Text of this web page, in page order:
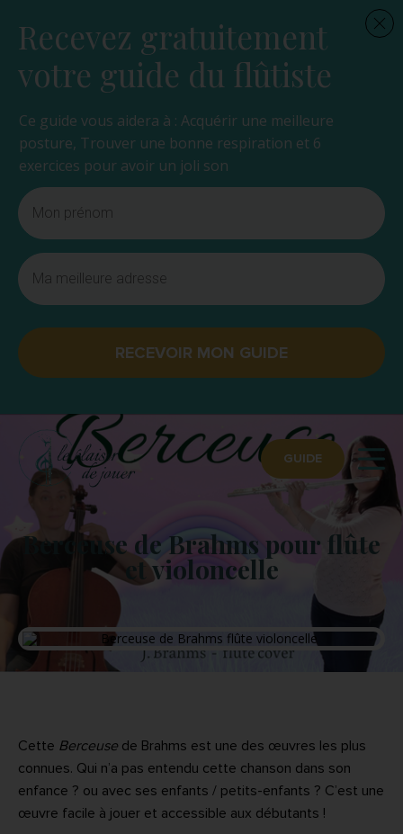
GUIDE
Berceuse de Brahms pour flûte
et violoncelle
Cette Berceuse de Brahms est une des œuvres les plus
connues. Qui n’a pas entendu cette chanson dans son
enfance ? ou avec ses enfants / petits-enfants ? C’est une
œuvre facile à jouer et accessible aux débutants !
Recevez gratuitement
votre guide du flûtiste
Ce guide vous aidera à : Acquérir une meilleure
posture, Trouver une bonne respiration et 6
exercices pour avoir un joli son
RECEVOIR MON GUIDE